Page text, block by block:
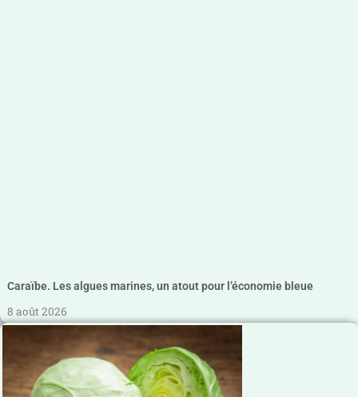
Caraïbe. Les algues marines, un atout pour l’économie bleue
8 août 2026